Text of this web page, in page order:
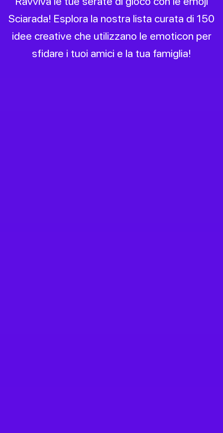
Sciarada! Esplora la nostra lista curata di 150
idee creative che utilizzano le emoticon per
sfidare i tuoi amici e la tua famiglia!